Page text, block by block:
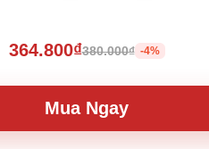
364.800₫380.000₫ -4%
Mua Ngay